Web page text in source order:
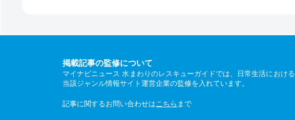
掲載記事の監修について
マイナビニュース 水まわりのレスキューガイドでは、日常生活におけ
当該ジャンル情報サイト運営企業の監修を入れています。
記事に関するお問い合わせはこちら まで